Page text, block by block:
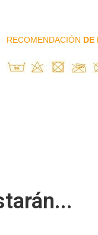
RECOMENDACIÓN DE